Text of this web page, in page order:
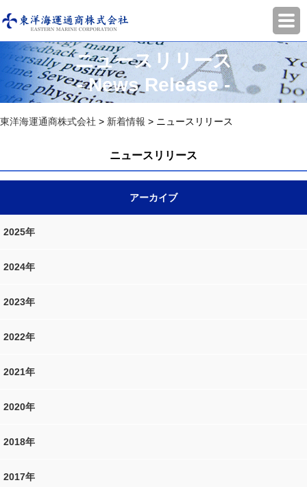
ニュースリリース
- News Release -
東洋海運通商株式会社 > 新着情報 > ニュースリリース
ニュースリリース
アーカイブ
2025年
2024年
2023年
2022年
2021年
2020年
2018年
2017年